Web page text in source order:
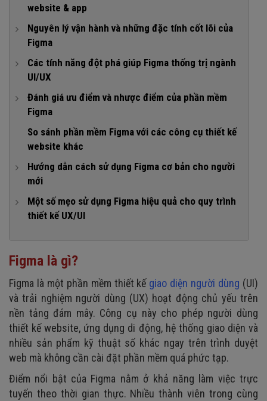
website & app
1. Thiết kế giao diện
2. Tạo prototype
3. Tối ưu hóa quy trình bàn giao
4. Cầu nối hỗ trợ cộng tác nhóm
Nguyên lý vận hành và những đặc tính cốt lõi của
Figma
1. Hoạt động trên nền tảng web (Browser-based)
2. Lưu trữ đám mây và quản lý phiên bản (Version
control)
3. Cộng tác thời gian thực (Real-time Collaboration)
Các tính năng đột phá giúp Figma thống trị ngành
UI/UX
1. Auto Layout
2. Components & Variants
3. Smart Animate & Advanced Prototyping
4. Dev Mode
5. Multi-player & Real-time Collaboration
7. FigJam
Đánh giá ưu điểm và nhược điểm của phần mềm
Figma
1. Ưu điểm của Figma
2. Nhược điểm của Figma design
So sánh phần mềm Figma với các công cụ thiết kế
website khác
Hướng dẫn cách sử dụng Figma cơ bản cho người
mới
1. Tạo tài khoản Figma
2. Làm quen giao diện
3. Tạo frame và thiết kế layout
4. Sử dụng component
5. Xuất file cho developer
Một số mẹo sử dụng Figma hiệu quả cho quy trình
thiết kế UX/UI
2. Tổ chức cấu trúc layer và page theo tư duy lập trình
4. Tận dụng tính năng Component Overrides một cách linh
hoạt
5. Sử dụng Grid và Layout để căn chỉnh chuẩn UI
6. Sử dụng Section để tổ chức và đánh dấu trạng thái
thiết kế
7. Tối ưu dung lượng file Figma để tránh lag
Figma là gì?
Figma là một phần mềm thiết kế giao diện người dùng (UI)
và trải nghiệm người dùng (UX) hoạt động chủ yếu trên
nền tảng đám mây. Công cụ này cho phép người dùng
thiết kế website, ứng dụng di động, hệ thống giao diện và
nhiều sản phẩm kỹ thuật số khác ngay trên trình duyệt
web mà không cần cài đặt phần mềm quá phức tạp.
Điểm nổi bật của Figma nằm ở khả năng làm việc trực
tuyến theo thời gian thực. Nhiều thành viên trong cùng